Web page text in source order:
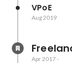
VPoE
Aug 2019
Apr 2017-